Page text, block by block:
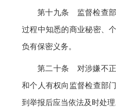
第十九条 监督检查
过程中知悉的商业秘密、
负有保密义务。
第二十条 对涉嫌不
和个人有权向监督检查部
到举报后应当依法及时处理